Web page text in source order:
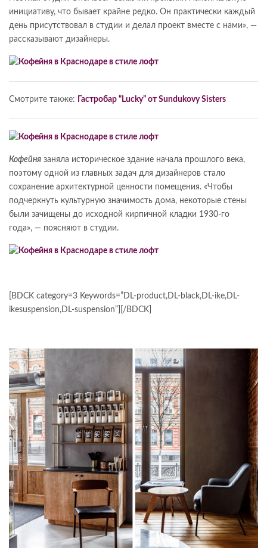
инициативу, что бывает крайне редко. Он практически каждый
день присутствовал в студии и делал проект вместе с нами», —
рассказывают дизайнеры.
Смотрите также: Гастробар “Lucky” от Sundukovy Sisters
Кофейня заняла историческое здание начала прошлого века,
поэтому одной из главных задач для дизайнеров стало
сохранение архитектурной ценности помещения. «Чтобы
подчеркнуть культурную значимость дома, некоторые стены
были зачищены до исходной кирпичной кладки 1930-го
года», — поясняют в студии.
[BDCK category=3 Keywords=”DL-product,DL-black,DL-ike,DL-
ikesuspension,DL-suspension”][/BDCK]